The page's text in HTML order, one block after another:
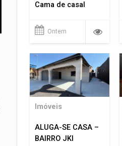
Cama de casal
Ontem
Imóveis
ALUGA-SE CASA –
BAIRRO JKI